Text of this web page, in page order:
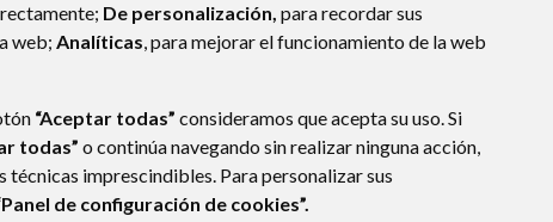
De personalización, para recordar sus
web; Analíticas, para mejorar el funcionamiento de la web
“Aceptar todas” consideramos que acepta su uso. Si
todas” o continúa navegando sin realizar ninguna acción,
técnicas imprescindibles. Para personalizar sus
de configuración de cookies”.